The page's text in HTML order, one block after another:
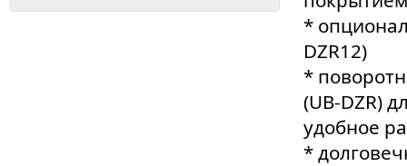
*
DZR12)
*
(UB‑DZR)
удобное
*